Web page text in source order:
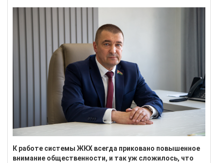
К работе системы ЖКХ всегда приковано повышенное
внимание общественности, и так уж сложилось, что